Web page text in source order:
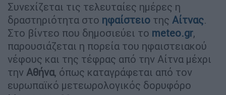
Συνεχίζεται τις τελευταίες ημέρες η
δραστηριότητα στο ηφαίστειο της Αίτνας.
Στο βίντεο που δημοσιεύει το meteo.gr,
παρουσιάζεται η πορεία του ηφαιστειακού
νέφους και της τέφρας από την Αίτνα μέχρι
την Αθήνα, όπως καταγράφεται από τον
ευρωπαϊκό μετεωρολογικός δορυφόρο